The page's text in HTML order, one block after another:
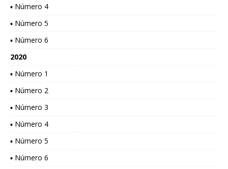
▪ Número 4
▪ Número 5
▪ Número 6
2020
▪ Número 1
▪ Número 2
▪ Número 3
▪ Número 4
▪ Número 5
▪ Número 6